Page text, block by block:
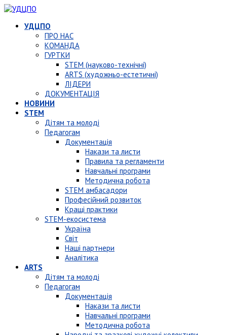
УДЦПО
ПРО НАС
КОМАНДА
ГУРТКИ
STEM (науково-технічні)
ARTS (художньо-естетичні)
ЛІДЕРИ
ДОКУМЕНТАЦІЯ
НОВИНИ
STEM
Дітям та молоді
Педагогам
Документація
Накази та листи
Правила та регламенти
Навчальні програми
Методична робота
STEM амбасадори
Професійний розвиток
Кращі практики
STEM-екосистема
Україна
Світ
Наші партнери
Аналітика
ARTS
Дітям та молоді
Педагогам
Документація
Накази та листи
Навчальні програми
Методична робота